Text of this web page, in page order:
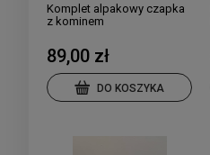
Komplet alpakowy czapka
z kominem
89,00 zł
DO KOSZYKA